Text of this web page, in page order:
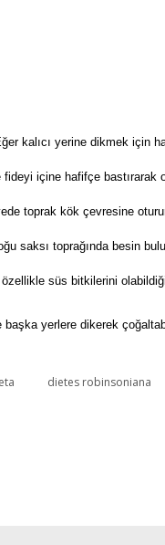
kalıcı yerine dikmek için
içine hafifçe
toprak kök çevresine
saksı toprağında besin
süs bitkilerini
yerlere dikerek
dietes robinsoniana